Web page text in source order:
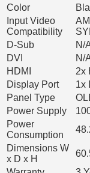
Color
Input Video
Compatibility
D-Sub
N/
DVI
N/
HDMI
2x
Display Port
1x
Panel Type
Power Supply
Power
Consumption
Dimensions W
x D x H